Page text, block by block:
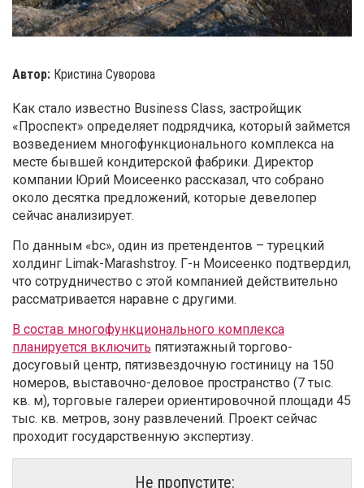
Автор: Кристина Суворова
Как стало известно Business Class, застройщик
«Проспект» определяет подрядчика, который займется
возведением многофункционального комплекса на
месте бывшей кондитерской фабрики. Директор
компании Юрий Моисеенко рассказал, что собрано
около десятка предложений, которые девелопер
сейчас анализирует.
По данным «bc», один из претендентов – турецкий
холдинг Limak-Marashstroy. Г-н Моисеенко подтвердил,
что сотрудничество с этой компанией действительно
рассматривается наравне с другими.
В состав многофункционального комплекса
планируется включить пятиэтажный торгово-
досуговый центр, пятизвездочную гостиницу на 150
номеров, выставочно-деловое пространство (7 тыс.
кв. м), торговые галереи ориентировочной площади 45
тыс. кв. метров, зону развлечений. Проект сейчас
проходит государственную экспертизу.
Не пропустите: